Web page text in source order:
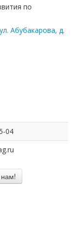
по
Абубакарова, д.
04